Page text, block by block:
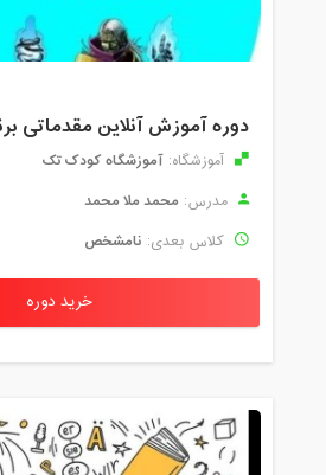
آموزشگاه: آموزشگاه کودک تک
مدرس: محمد ملا محمد
کلاس بعدی: نامشخص
خرید دوره